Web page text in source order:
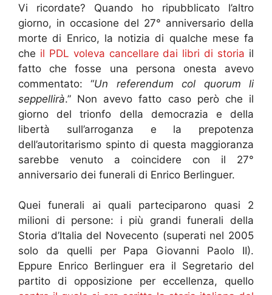
Vi ricordate? Quando ho ripubblicato l’altro
giorno, in occasione del 27° anniversario della
morte di Enrico, la notizia di qualche mese fa
che il PDL voleva cancellare dai libri di storia il
fatto che fosse una persona onesta avevo
commentato: “Un referendum col quorum li
seppellirà.” Non avevo fatto caso però che il
giorno del trionfo della democrazia e della
libertà sull’arroganza e la prepotenza
dell’autoritarismo spinto di questa maggioranza
sarebbe venuto a coincidere con il 27°
anniversario dei funerali di Enrico Berlinguer.
Quei funerali ai quali parteciparono quasi 2
milioni di persone: i più grandi funerali della
Storia d’Italia del Novecento (superati nel 2005
solo da quelli per Papa Giovanni Paolo II).
Eppure Enrico Berlinguer era il Segretario del
partito di opposizione per eccellenza, quello